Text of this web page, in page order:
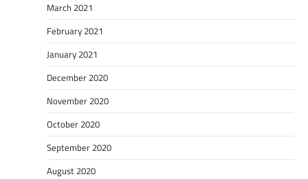
March 2021
February 2021
January 2021
December 2020
November 2020
October 2020
September 2020
August 2020